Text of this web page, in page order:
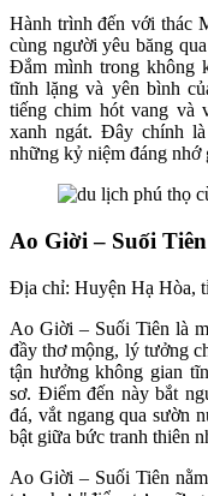
Hành trình đến với thác
cùng người yêu băng
Đắm mình trong không
tĩnh lặng và yên bình
tiếng chim hót vang và
xanh ngát. Đây chính
những kỷ niệm đáng nhớ
Ao Giời – Suối Tiên
Địa chỉ: Huyện Hạ Hòa,
Ao Giời – Suối Tiên là
đầy thơ mộng, lý tưởng
tận hưởng không gian
sơ. Điểm đến này bắt
đá, vắt ngang qua sườn
bật giữa bức tranh thiên
Ao Giời – Suối Tiên